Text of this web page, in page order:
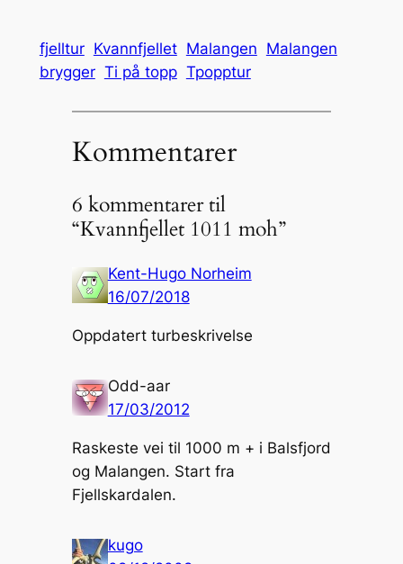
fjelltur Kvannfjellet Malangen Malangen
brygger Ti på topp Tpopptur
Kommentarer
6 kommentarer til
“Kvannfjellet 1011 moh”
Kent-Hugo Norheim
16/07/2018
Oppdatert turbeskrivelse
Odd-aar
17/03/2012
Raskeste vei til 1000 m + i Balsfjord
og Malangen. Start fra
Fjellskardalen.
kugo